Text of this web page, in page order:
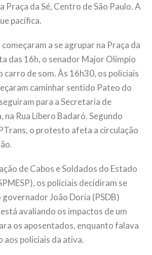
Praça da Sé, Centro de São Paulo. A
pacífica.
a se agrupar na Praça da
das 16h, o senador Major Olímpio
carro de som. Às 16h30, os policiais
caminhar sentido Pateo do
para a Secretaria de
na Rua Líbero Badaró. Segundo
o protesto afeta a circulação
de Cabos e Soldados do Estado
os policiais decidiram se
João Doria (PSDB)
avaliando os impactos de um
os aposentados, enquanto falava
aos policiais da ativa.